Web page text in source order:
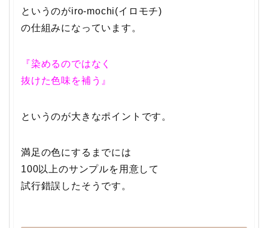
というのがiro-mochi(イロモチ)
の仕組みになっています。
『染めるのではなく
抜けた色味を補う』
というのが大きなポイントです。
満足の色にするまでには
100以上のサンプルを用意して
試行錯誤したそうです。